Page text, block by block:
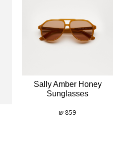
Sally Amber Honey
Sunglasses
859
₪